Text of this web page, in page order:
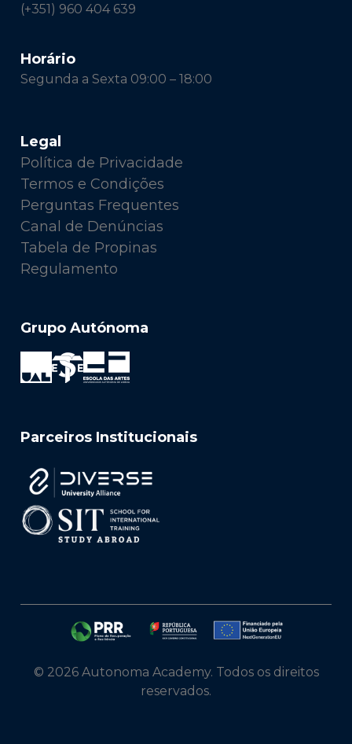
(+351) 960 404 639
Horário
Segunda a Sexta 09:00 – 18:00
Legal
Política de Privacidade
Termos e Condições
Perguntas Frequentes
Canal de Denúncias
Tabela de Propinas
Regulamento
Grupo Autónoma
Parceiros Institucionais
© 2026 Autonoma Academy. Todos os direitos
reservados.